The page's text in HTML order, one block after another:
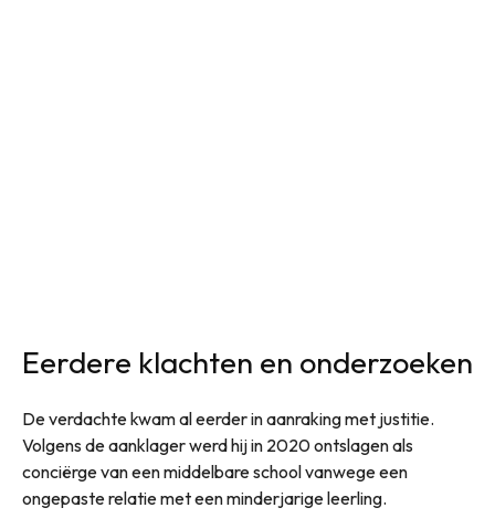
Eerdere klachten en onderzoeken
De verdachte kwam al eerder in aanraking met justitie.
Volgens de aanklager werd hij in 2020 ontslagen als
conciërge van een middelbare school vanwege een
ongepaste relatie met een minderjarige leerling.